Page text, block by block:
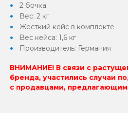
2 бочка
Вес: 2 кг
Жесткий кейс в комплекте
Вес кейса: 1,6 кг
Производитель: Германия
ВНИМАНИЕ! В связи с
бренда, участились случаи
с продавцами,